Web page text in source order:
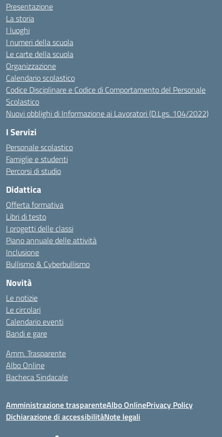
Presentazione
La storia
I luoghi
I numeri della scuola
Le carte della scuola
Organizzazione
Calendario scolastico
Codice Disciplinare e Codice di Comportamento del Personale
Scolastico
Nuovi obblighi di Informazione ai Lavoratori (D.Lgs. 104/2022)
I Servizi
Personale scolastico
Famiglie e studenti
Percorsi di studio
Didattica
Offerta formativa
Libri di testo
I progetti delle classi
Piano annuale delle attività
Inclusione
Bullismo & Cyberbullismo
Novità
Le notizie
Le circolari
Calendario eventi
Bandi e gare
Amm. Trasparente
Albo Online
Bacheca Sindacale
Amministrazione trasparenteAlbo OnlinePrivacy Policy
Dichiarazione di accessibilitàNote legali